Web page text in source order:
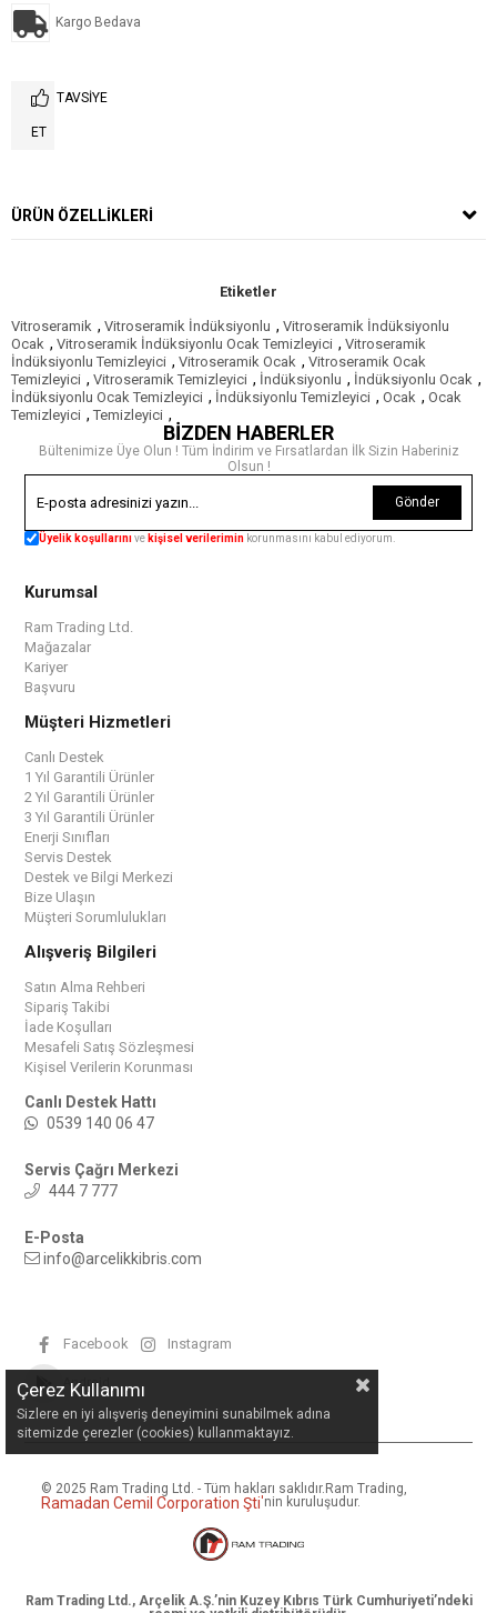
Kargo Bedava
TAVSIYE
ET
ÜRÜN ÖZELLIKLERI
Etiketler
Vitroseramik , Vitroseramik İndüksiyonlu , Vitroseramik İndüksiyonlu
Ocak , Vitroseramik İndüksiyonlu Ocak Temizleyici , Vitroseramik
İndüksiyonlu Temizleyici , Vitroseramik Ocak , Vitroseramik Ocak
Temizleyici , Vitroseramik Temizleyici , İndüksiyonlu , İndüksiyonlu Ocak ,
İndüksiyonlu Ocak Temizleyici , İndüksiyonlu Temizleyici , Ocak , Ocak
Temizleyici , Temizleyici ,
BİZDEN HABERLER
Bültenimize Üye Olun ! Tüm İndirim ve Fırsatlardan İlk Sizin Haberiniz
Olsun !
Gönder
Üyelik koşullarınıve kişisel verilerimin korunmasını kabul ediyorum.
Kurumsal
Ram Trading Ltd.
Mağazalar
Kariyer
Başvuru
Müşteri Hizmetleri
Canlı Destek
1 Yıl Garantili Ürünler
2 Yıl Garantili Ürünler
3 Yıl Garantili Ürünler
Enerji Sınıfları
Servis Destek
Destek ve Bilgi Merkezi
Bize Ulaşın
Müşteri Sorumlulukları
Alışveriş Bilgileri
Satın Alma Rehberi
Sipariş Takibi
İade Koşulları
Mesafeli Satış Sözleşmesi
Kişisel Verilerin Korunması
Canlı Destek Hattı
0539 140 06 47
Servis Çağrı Merkezi
444 7 777
E-Posta
info@arcelikkibris.com
Facebook Instagram
Android
© 2025 Ram Trading Ltd. - Tüm hakları saklıdır. Ram Trading,
Ramadan Cemil Corporation Şti'nin kuruluşudur.
Ram Trading Ltd., Arçelik A.Ş.’nin Kuzey Kıbrıs Türk Cumhuriyeti’ndeki
Çerez Kullanımı
Sizlere en iyi alışveriş deneyimini sunabilmek adına
sitemizde çerezler (cookies) kullanmaktayız.